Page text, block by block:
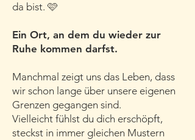
da bist. 🩷
Ein Ort, an dem du wieder zur
Ruhe kommen darfst.
Manchmal zeigt uns das Leben, dass
wir schon lange über unsere eigenen
Grenzen gegangen sind.
Vielleicht fühlst du dich erschöpft,
steckst in immer gleichen Mustern